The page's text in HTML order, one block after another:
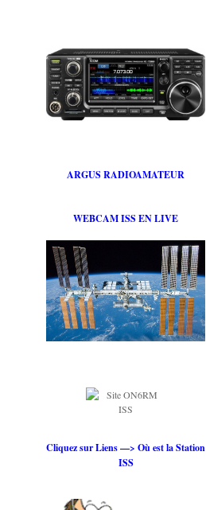
ARGUS RADIOAMATEUR
WEBCAM ISS EN LIVE
Cliquez sur Liens —> Où est la Station
ISS